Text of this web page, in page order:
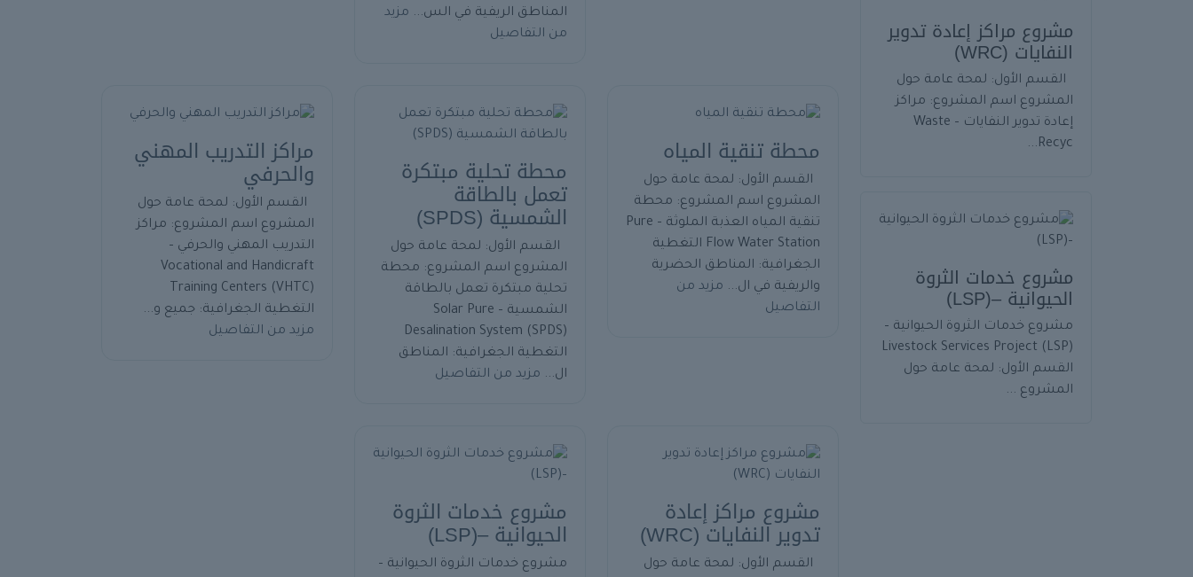
مشروع مراكز إعادة تدوير
النفايات (WRC)
القسم الأول: لمحة عامة حول
المشروع اسم المشروع: مراكز
إعادة تدوير النفايات – Waste
Recyc...
مشروع خدمات الثروة
الحيوانية –(LSP)
مشروع خدمات الثروة الحيوانية –
Livestock Services Project (LSP)
القسم الأول: لمحة عامة حول
المشروع ...
المناطق الريفية في الس... مزيد
من التفاصيل
محطة تنقية المياه
القسم الأول: لمحة عامة حول
المشروع اسم المشروع: محطة
تنقية المياه العذبة الملوثة – Pure
Flow Water Station التغطية
الجغرافية: المناطق الحضرية
والريفية في ال... مزيد من
التفاصيل
محطة تحلية مبتكرة
تعمل بالطاقة
الشمسية (SPDS)
القسم الأول: لمحة عامة حول
المشروع اسم المشروع: محطة
تحلية مبتكرة تعمل بالطاقة
الشمسية – Solar Pure
Desalination System (SPDS)
التغطية الجغرافية: المناطق
ال... مزيد من التفاصيل
مراكز التدريب المهني
والحرفي
القسم الأول: لمحة عامة حول
المشروع اسم المشروع: مراكز
التدريب المهني والحرفي –
Vocational and Handicraft
Training Centers (VHTC)
التغطية الجغرافية: جميع و...
مزيد من التفاصيل
مشروع مراكز إعادة
تدوير النفايات (WRC)
القسم الأول: لمحة عامة حول
مشروع خدمات الثروة
الحيوانية –(LSP)
مشروع خدمات الثروة الحيوانية –